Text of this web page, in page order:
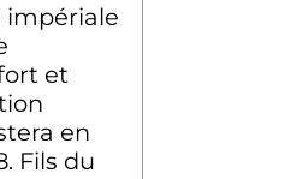
impériale
et
en
Fils du